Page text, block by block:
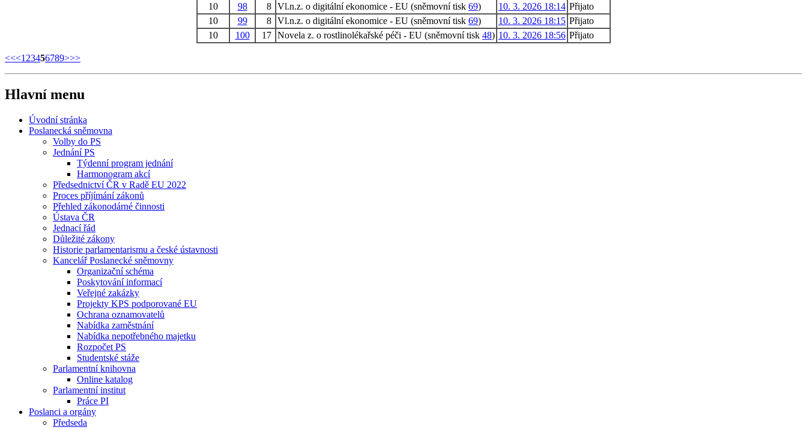
10
98 8 Vl.n.z. o digitální ekonomice - EU (sněmovní tisk 69) 10. 3. 2026 18:14 Přijato
10
99 8 Vl.n.z. o digitální ekonomice - EU (sněmovní tisk 69) 10. 3. 2026 18:15 Přijato
10
100 17 Novela z. o rostlinolékařské péči - EU (sněmovní tisk 48) 10. 3. 2026 18:56 Přijato
<<<1 23456789>>>
Hlavní menu
Úvodní stránka
Poslanecká sněmovna
Volby do PS
Jednání PS
Týdenní program jednání
Harmonogram akcí
Předsednictví ČR v Radě EU 2022
Proces příjímání zákonů
Přehled zákonodárné činnosti
Ústava ČR
Jednací řád
Důležité zákony
Historie parlamentarismu a české ústavnosti
Kancelář Poslanecké sněmovny
Organizační schéma
Poskytování informací
Veřejné zakázky
Projekty KPS podporované EU
Ochrana oznamovatelů
Nabídka zaměstnání
Nabídka nepotřebného majetku
Rozpočet PS
Studentské stáže
Parlamentní knihovna
Online katalog
Parlamentní institut
Práce PI
Poslanci a orgány
Předseda